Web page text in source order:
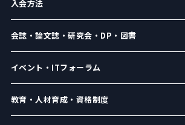
入会方法
会誌・論文誌・研究会・DP・図書
イベント・ITフォーラム
教育・人材育成・資格制度